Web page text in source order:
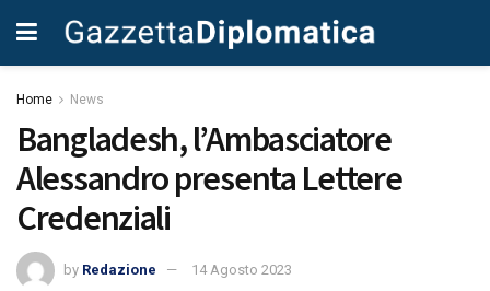
Home News
Bangladesh, l’Ambasciatore
Alessandro presenta Lettere
Credenziali
by Redazione 14 Agosto 2023